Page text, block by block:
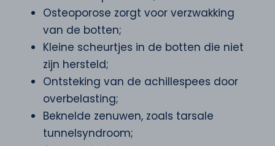
Osteoporose zorgt voor verzwakking
van de botten;
Kleine scheurtjes in de botten die niet
zijn hersteld;
Ontsteking van de achillespees door
overbelasting;
Beknelde zenuwen, zoals tarsale
tunnelsyndroom;